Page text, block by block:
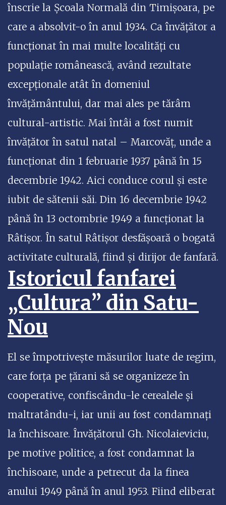
înscrie la Școala Normală din Timișoara, pe
care a absolvit-o în anul 1934. Ca învățător a
funcționat în mai multe localități cu
populație românească, având rezultate
excepționale atât în domeniul
învățământului, dar mai ales pe tărâm
cultural-artistic. Mai întâi a fost numit
învățător în satul natal – Marcovăț, unde a
funcționat din 1 februarie 1937 până în 15
decembrie 1942. Aici conduce corul și este
iubit de sătenii săi. Din 16 decembrie 1942
până în 13 octombrie 1949 a funcționat la
Râtișor. În satul Râtișor desfășoară o bogată
activitate culturală, fiind și dirijor de fanfară.
Istoricul fanfarei
„Cultura” din Satu-
Nou
El se împotrivește măsurilor luate de regim,
care forța pe țărani să se organizeze în
cooperative, confiscându-le cerealele și
maltratându-i, iar unii au fost condamnați
la închisoare. Învățătorul Gh. Nicolaieviciu,
pe motive politice, a fost condamnat la
închisoare, unde a petrecut da la finea
anului 1949 până în anul 1953. Fiind eliberat